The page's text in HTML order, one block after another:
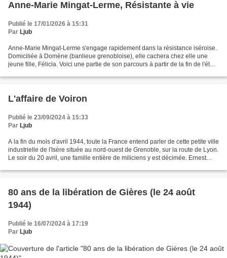
Anne-Marie Mingat-Lerme, Résistante à vie
Publié le 17/01/2026 à 15:31
Par Ljub
Anne-Marie Mingat-Lerme s'engage rapidement dans la résistance iséroise.
Domiciliée à Domène (banlieue grenobloise), elle cachera chez elle une
jeune fille, Félicia. Voici une partie de son parcours à partir de la fin de l'été
L'affaire de Voiron
Publié le 23/09/2024 à 15:33
Par Ljub
A la fin du mois d'avril 1944, toute la France entend parler de cette petite ville
industrielle de l'Isère située au nord-ouest de Grenoble, sur la route de Lyon.
Le soir du 20 avril, une famille entière de miliciens y est décimée. Ernest
80 ans de la libération de Gières (le 24 août
1944)
Publié le 16/07/2024 à 17:19
Par Ljub